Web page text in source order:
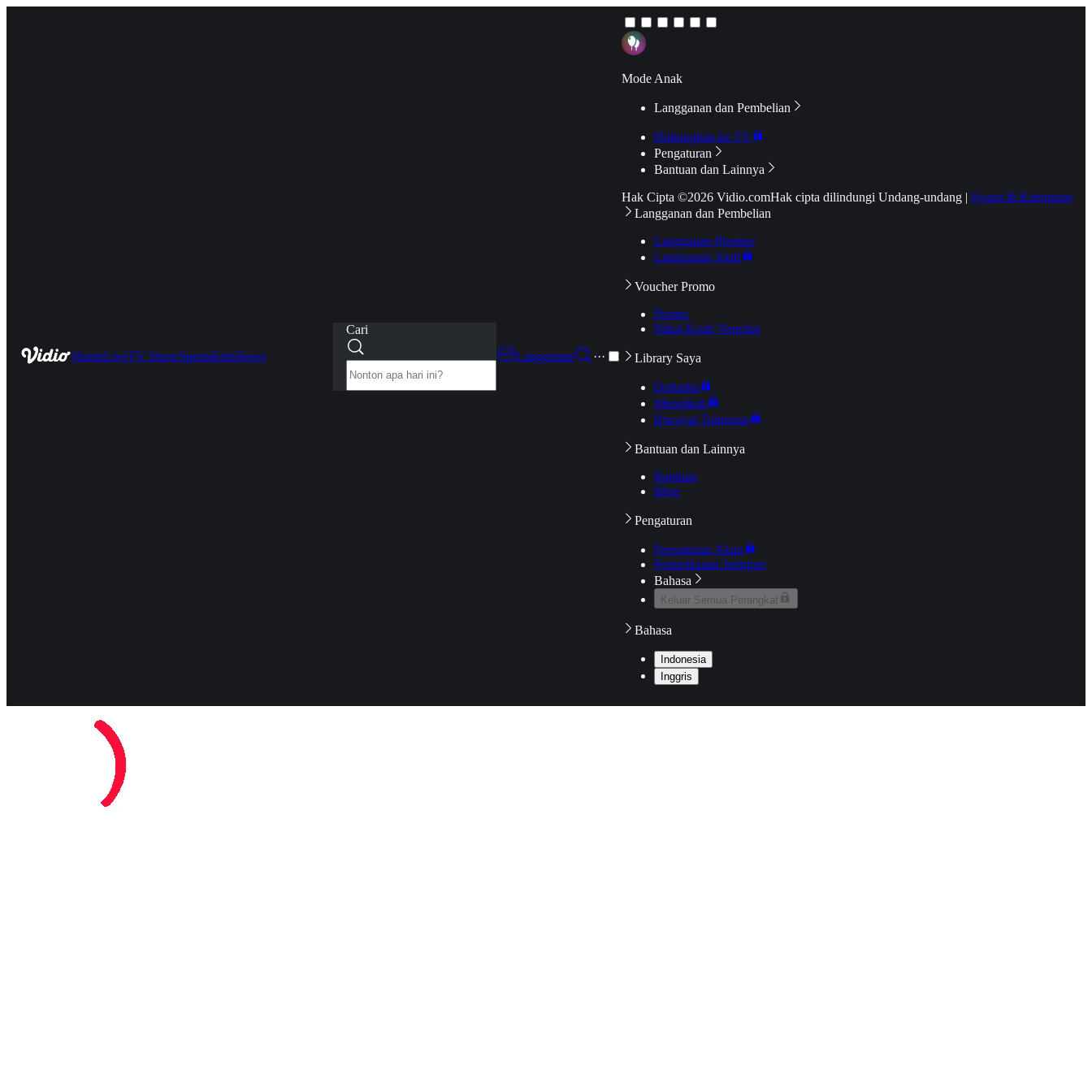
HomeLiveTV ShowSportsKidsNews
Cari
Langganan
···
Mode Anak
Langganan dan Pembelian
Hubungkan ke TV
Pengaturan
Bantuan dan Lainnya
Hak Cipta ©2026 Vidio.comHak cipta dilindungi Undang-undang | Syarat & Ketentuan
Langganan dan Pembelian
Langganan Premier
Langganan Aktif
Voucher Promo
Promo
Pakai Kode Voucher
Library Saya
Daftarku
Mengikuti
Riwayat Tontonan
Bantuan dan Lainnya
Bantuan
Blog
Pengaturan
Pengaturan Akun
Pemeriksaan Jaringan
Bahasa
Keluar Semua Perangkat
Bahasa
Indonesia
Inggris